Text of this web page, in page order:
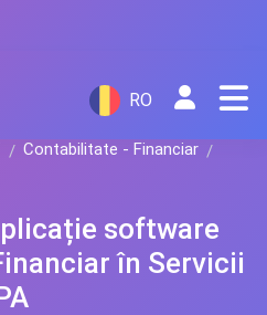
RO
Contabilitate - Financiar
software
în Servicii